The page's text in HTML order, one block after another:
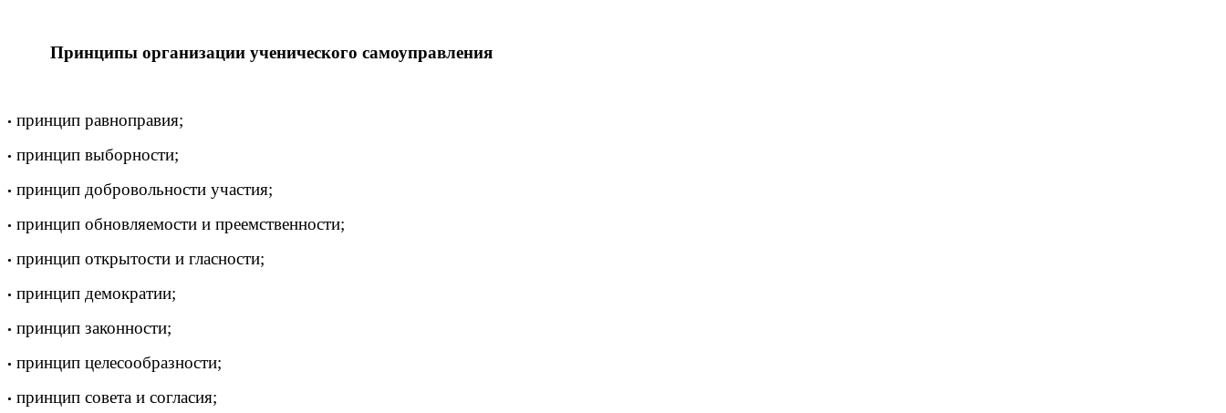
Принципы организации ученического самоуправления
• принцип равноправия;
• принцип выборности;
• принцип добровольности участия;
• принцип обновляемости и преемственности;
• принцип открытости и гласности;
• принцип демократии;
• принцип законности;
• принцип целесообразности;
• принцип совета и согласия;